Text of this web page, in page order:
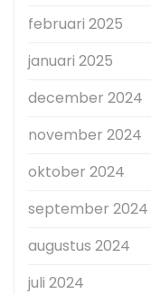
februari 2025
januari 2025
december 2024
november 2024
oktober 2024
september 2024
augustus 2024
juli 2024